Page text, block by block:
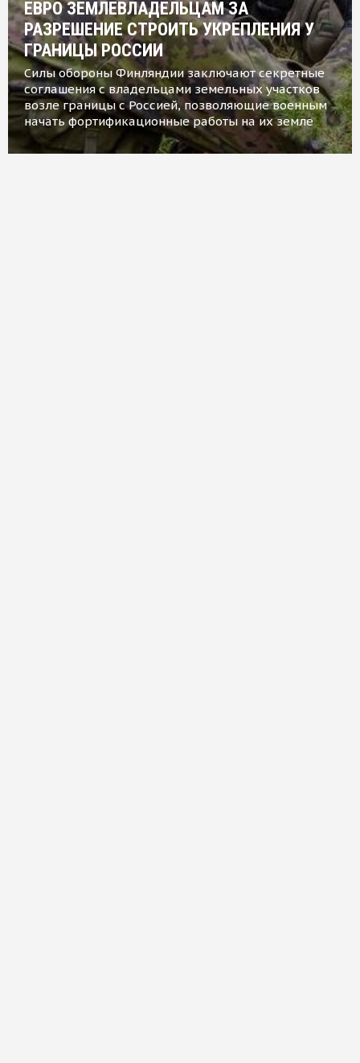
ЕВРО ЗЕМЛЕВЛАДЕЛЬЦАМ ЗА
РАЗРЕШЕНИЕ СТРОИТЬ УКРЕПЛЕНИЯ У
ГРАНИЦЫ РОССИИ
Силы обороны Финляндии заключают секретные
соглашения с владельцами земельных участков
возле границы с Россией, позволяющие военным
начать фортификационные работы на их земле